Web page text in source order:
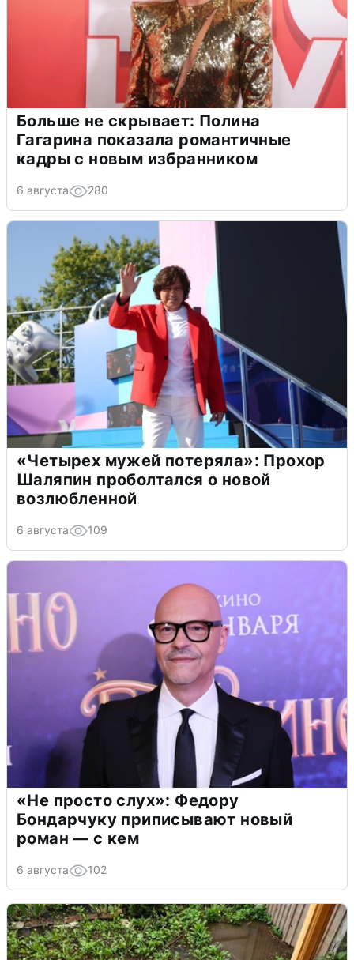
Больше не скрывает: Полина
Гагарина показала романтичные
кадры с новым избранником
6 августа 280
«Четырех мужей потеряла»: Прохор
Шаляпин проболтался о новой
возлюбленной
6 августа 109
«Не просто слух»: Федору
Бондарчуку приписывают новый
роман — с кем
6 августа 102